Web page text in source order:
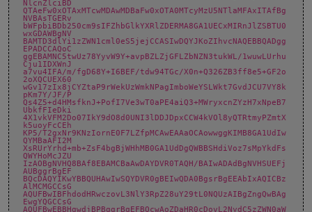
NlcnZlciBD
QTAeFw0xOTAxMTcwMDAwMDBaFw0xOTA0MTcyMzU5NTlaMFAxITAfBg
NVBAsTGERv
bWFpbiBDb250cm9sIFZhbGlkYXRlZDERMA8GA1UECxMIRnJlZSBTU0
wxGDAWBgNV
BAMTD3dlYi1zZWN1cml0eS5jejCCASIwDQYJKoZIhvcNAQEBBQADgg
EPADCCAQoC
ggEBAMNC5twUz78YyvW9Y+avpBZLZjGFLZbNZN3tukWL/1wuwLUrhu
Cju1IDXWnJ
a7vu4IFA/m/fgD68Y+I6BEF/tdw94TGc/X0n+Q326ZB3ff8e5+GF2o
2oXQCUEX60
wGv17zIx8jCYZtaP9rWekUzWmkNPagImboWeYSLWkt7GvdJCU7VY8k
pKm7Y/JF/P
Qs4Z5+d4HMsfknJ+PofI7Ve3wT0aPE4aiQ3+MWryxcnZYzH7xNpeB7
UbkfFIeDki
4X1vkVFM2Do07IkY9dO8d0UNI3lDDJDpxCCW4kVOl8yQTRtmyPZmtX
k5uoyFcCEh
KP5/T2gxNr9KNzIornE0F7LZfpMCAwEAAaOCAowwggKIMB8GA1UdIw
QYMBaAFI2M
XsRUrYrhd+mb+ZsF4bgBjWHhMB0GA1UdDgQWBBSHdiVoz7sMpYkdFs
QWYHoMcJZU
IzAOBgNVHQ8BAf8EBAMCBaAwDAYDVR0TAQH/BAIwADAdBgNVHSUEFj
AUBggrBgEF
BQcDAQYIKwYBBQUHAwIwSQYDVR0gBEIwQDA0BgsrBgEEAbIxAQICBz
AlMCMGCCsG
AQUFBwIBFhdodHRwczovL3NlY3RpZ28uY29tL0NQUzAIBgZngQwBAg
EwgYQGCCsG
AQUFBwEBBHgwdjBPBggrBgEFBQcwAoZDaHR0cDovL2NydC5zZWN0aW